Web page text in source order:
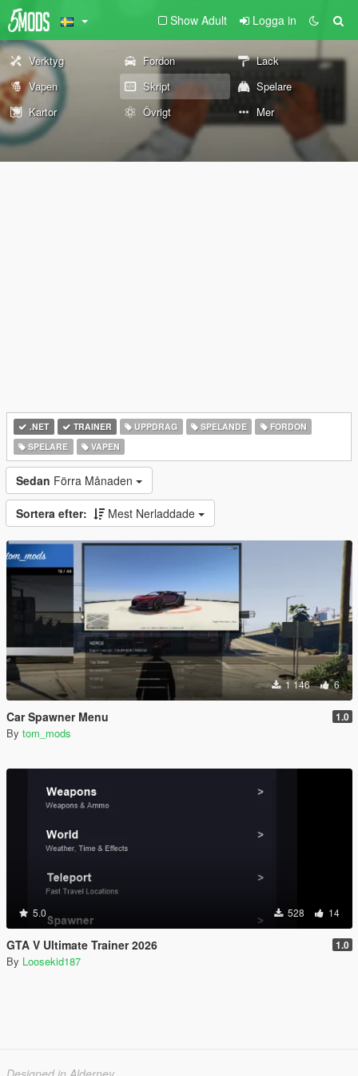
Show Adult Logga in
Verktyg Fordon
Lack
Vapen
Skript
Spelare
Kartor
Övrigt Mer
.NET TRAINER UPPDRAG SPELANDE
FORDON
SPELARE
VAPEN
Sedan Förra Månaden
Sortera efter: Mest Nerladdade
1 146 6
Car Spawner Menu 1.0
By tom_mods
5.0 528 14
GTA V Ultimate Trainer 2026 1.0
By Loosekid187